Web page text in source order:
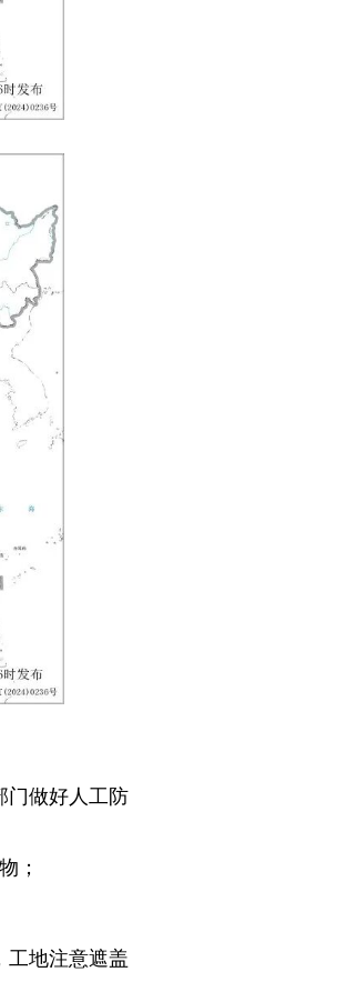
门做好人工防
；
工地注意遮盖